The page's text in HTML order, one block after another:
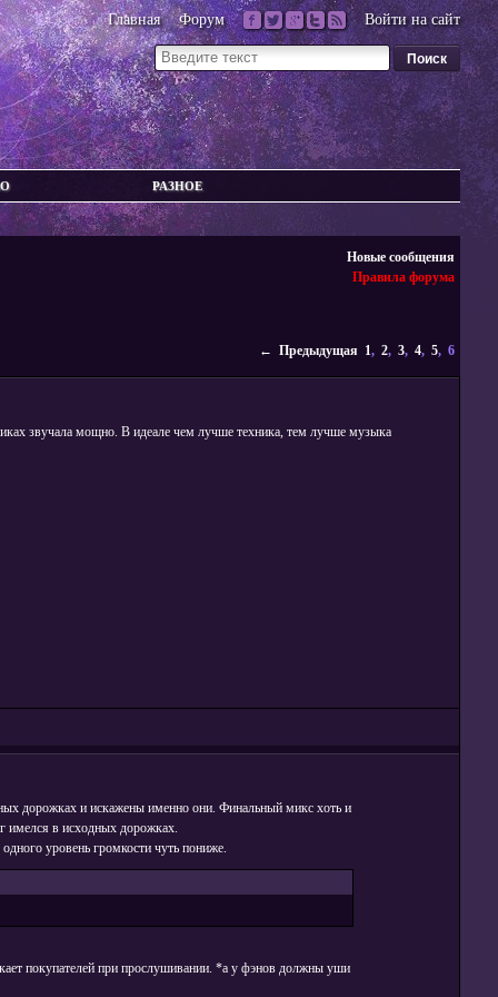
Главная Форум Войти на сайт
РАЗНОЕ
Новые сообщения
Правила форума
← Предыдущая 1,2,3,4,5, 6
звучала мощно. В идеале чем лучше техника, тем лучше музыка
дорожках и искажены именно они. Финальный микс хоть и
имелся в исходных дорожках.
уровень громкости чуть пониже.
покупателей при прослушивании. *а у фэнов должны уши